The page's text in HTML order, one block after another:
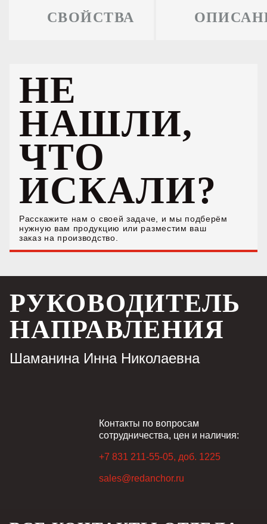
СВОЙСТВА
НЕ
НАШЛИ,
ЧТО
ИСКАЛИ?
Расскажите нам о своей задаче, и мы подберём
нужную вам продукцию или разместим ваш
заказ на производство.
РУКОВОДИТЕЛЬ
НАПРАВЛЕНИЯ
Шаманина Инна Николаевна
Контакты по вопросам
сотрудничества, цен и наличия:
+7 831 211-55-05, доб. 1225
sales@redanchor.ru